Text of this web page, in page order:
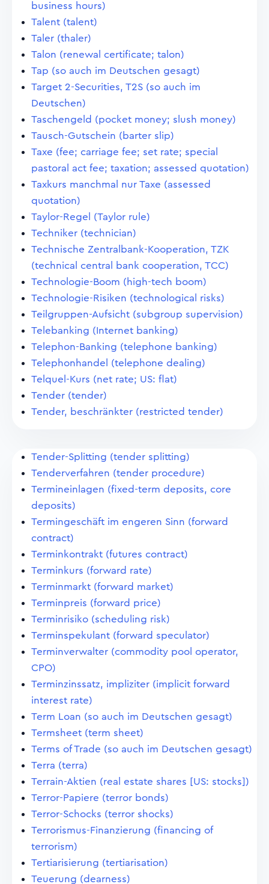
business hours)
Talent (talent)
Taler (thaler)
Talon (renewal certificate; talon)
Tap (so auch im Deutschen gesagt)
Target 2-Securities, T2S (so auch im
Deutschen)
Taschengeld (pocket money; slush money)
Tausch-Gutschein (barter slip)
Taxe (fee; carriage fee; set rate; special
pastoral act fee; taxation; assessed quotation)
Taxkurs manchmal nur Taxe (assessed
quotation)
Taylor-Regel (Taylor rule)
Techniker (technician)
Technische Zentralbank-Kooperation, TZK
(technical central bank cooperation, TCC)
Technologie-Boom (high-tech boom)
Technologie-Risiken (technological risks)
Teilgruppen-Aufsicht (subgroup supervision)
Telebanking (Internet banking)
Telephon-Banking (telephone banking)
Telephonhandel (telephone dealing)
Telquel-Kurs (net rate; US: flat)
Tender (tender)
Tender, beschränkter (restricted tender)
Tender-Splitting (tender splitting)
Tenderverfahren (tender procedure)
Termineinlagen (fixed-term deposits, core
deposits)
Termingeschäft im engeren Sinn (forward
contract)
Terminkontrakt (futures contract)
Terminkurs (forward rate)
Terminmarkt (forward market)
Terminpreis (forward price)
Terminrisiko (scheduling risk)
Terminspekulant (forward speculator)
Terminverwalter (commodity pool operator,
CPO)
Terminzinssatz, impliziter (implicit forward
interest rate)
Term Loan (so auch im Deutschen gesagt)
Termsheet (term sheet)
Terms of Trade (so auch im Deutschen gesagt)
Terra (terra)
Terrain-Aktien (real estate shares [US: stocks])
Terror-Papiere (terror bonds)
Terror-Schocks (terror shocks)
Terrorismus-Finanzierung (financing of
terrorism)
Tertiarisierung (tertiarisation)
Teuerung (dearness)